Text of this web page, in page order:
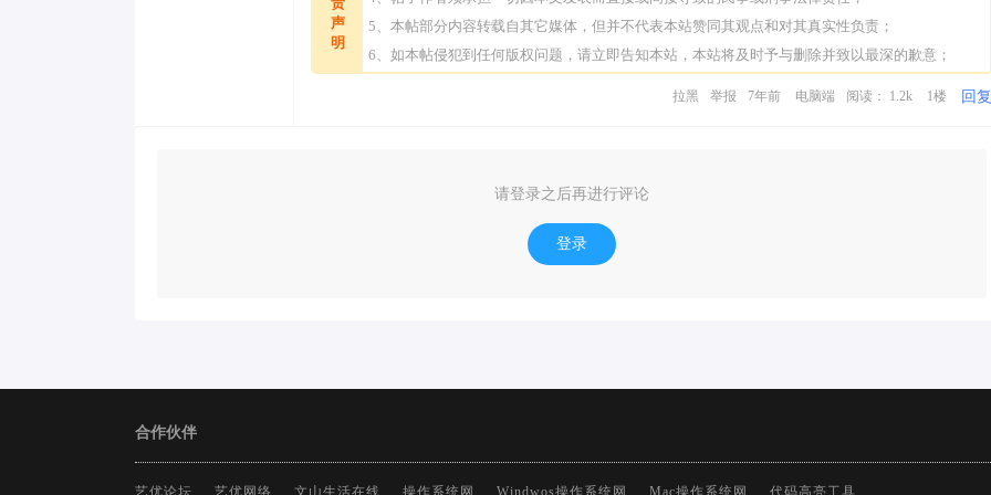
声
明
5、本帖部分内容转载自其它媒体，但并不代表本站赞同其观点和对其真实性负责；
6、如本帖侵犯到任何版权问题，请立即告知本站，本站将及时予与删除并致以最深的歉意；
拉黑 举报 7年前 电脑端 阅读： 1.2k 1楼 回复
请登录之后再进行评论
登录
合作伙伴
艺优论坛 艺优网络 文山生活在线 操作系统网 Windwos操作系统网 Mac操作系统网 代码高亮工具